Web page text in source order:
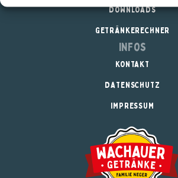
DOWNLOADS
GETRÄNKERECHNER
Infos
KONTAKT
DATENSCHUTZ
IMPRESSUM